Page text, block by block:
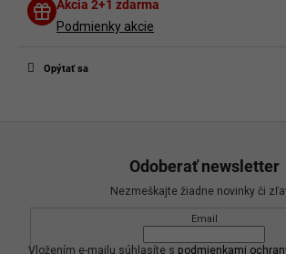
Akcia 2+1 zdarma
Podmienky akcie
Opýtať sa
Diskusia
Buďte prvý, kto napíše príspevok k tejto položke.
sa
alebo sa
Odoberať newsletter
Nezmeškajte žiadne novinky či
Email
Vložením e-mailu súhlasíte s podmienkami